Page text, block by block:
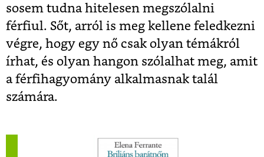
sosem tudna hitelesen megszólalni
férfiul. Sőt, arról is meg kellene feledkezni
végre, hogy egy nő csak olyan témákról
írhat, és olyan hangon szólalhat meg, amit
a férfihagyomány alkalmasnak talál
számára.